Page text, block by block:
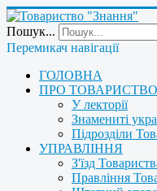
Пошук...
Перемикач навігації
ГОЛОВНА
ПРО ТОВАРИСТВО
У лекторії
Знамениті
Підрозділи
УПРАВЛІННЯ
З'їзд
Правління